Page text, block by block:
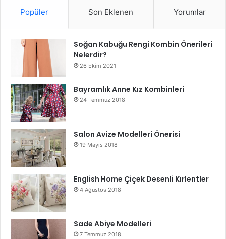
Popüler Son Eklenen Yorumlar
Soğan Kabuğu Rengi Kombin Önerileri
Nelerdir?
26 Ekim 2021
Bayramlık Anne Kız Kombinleri
24 Temmuz 2018
Salon Avize Modelleri Önerisi
19 Mayıs 2018
English Home Çiçek Desenli Kırlentler
4 Ağustos 2018
Sade Abiye Modelleri
7 Temmuz 2018